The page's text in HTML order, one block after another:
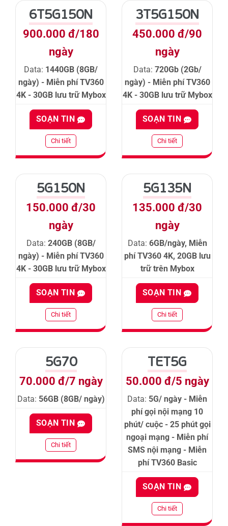
6T5G150N
900.000 đ/180
ngày
Data: 1440GB (8GB/
ngày) - Miễn phí TV360
4K - 30GB lưu trữ Mybox
SOẠN TIN
Chi tiết
3T5G150N
450.000 đ/90
ngày
Data: 720Gb (2Gb/
ngày) - Miễn phí TV360
4K - 30GB lưu trữ Mybox
SOẠN TIN
Chi tiết
5G150N
150.000 đ/30
ngày
Data: 240GB (8GB/
ngày) - Miễn phí TV360
4K - 30GB lưu trữ Mybox
SOẠN TIN
Chi tiết
5G135N
135.000 đ/30
ngày
Data: 6GB/ngày, Miễn
phí TV360 4K, 20GB lưu
trữ trên Mybox
SOẠN TIN
Chi tiết
5G70
70.000 đ/7 ngày
Data: 56GB (8GB/ ngày)
SOẠN TIN
Chi tiết
TET5G
50.000 đ/5 ngày
Data: 5G/ ngày - Miễn
phí gọi nội mạng 10
phút/ cuộc - 25 phút gọi
ngoại mạng - Miễn phí
SMS nội mạng - Miễn
phí TV360 Basic
SOẠN TIN
Chi tiết